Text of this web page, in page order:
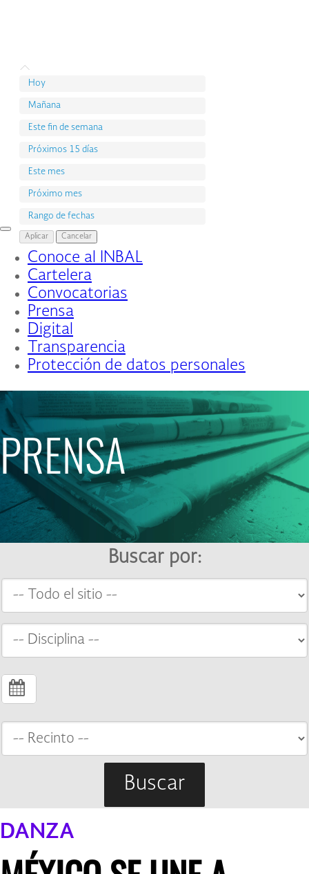
Interruptor
de
Navegación
Conoce al INBAL
Cartelera
Convocatorias
Prensa
Digital
Transparencia
Protección de datos personales
PRENSA
Buscar por:
Buscar
DANZA
Hoy
Mañana
Este fin de semana
Próximos 15 días
Este mes
Próximo mes
Rango de fechas
Aplicar Cancelar